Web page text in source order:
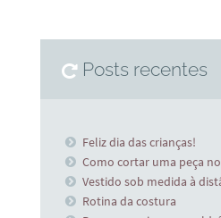
Posts recentes
Feliz dia das crianças!
Como cortar uma peça
Vestido sob medida à
Rotina da costura